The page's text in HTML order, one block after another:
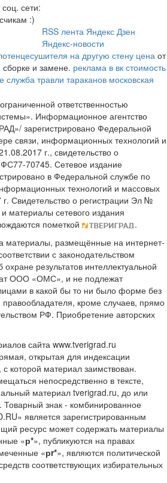
сети:
:)
RSS лента Яндекс Дзен
Яндекс-новости
на другую стену цена от
и замене. реклама в вк стоимость
служба травли тараканов московская
ответственностью
Информационное агентство
зарегистрировано Федеральной
связи, информационных технологий и
г., свидетельство о
70745. Сетевое издание
в Федеральной службе по
технологий и массовых
Свидетельство о регистрации Эл №
сетевого издания
пометкой
.
материалы, размещённые на интернет-
с законодательством
результатов интеллектуальной
ООО «ОМС», и не подлежат
в какой бы то ни было форме без
кроме случаев, прямо
РФ. Приобретение авторских
сайта www.tverigrad.ru
открытая для индексации
которой материал заимствован.
непосредственно в тексте,
материал tverigrad.ru, до или
Товарный знак - комбинированное
является зарегистрированным
ресурс может содержать материалы
«р*», публикуются на правах
«рr*», являются политической
соответствующих избирательных